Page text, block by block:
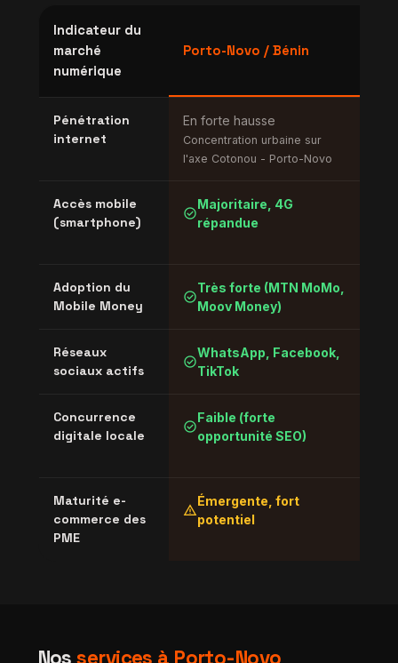
Indicateur du
marché
numérique
Porto-Novo / Bénin
Pénétration
internet
En forte hausse
Concentration urbaine sur
l'axe Cotonou - Porto-Novo
Accès mobile
(smartphone)
check_circle
Majoritaire, 4G
répandue
Adoption du
Mobile Money
check_circle
Très forte (MTN MoMo,
Moov Money)
Réseaux
sociaux actifs
check_circle
WhatsApp, Facebook,
TikTok
Concurrence
digitale locale
check_circle
Faible (forte
opportunité SEO)
Maturité e-
commerce des
PME
warning
Émergente, fort
potentiel